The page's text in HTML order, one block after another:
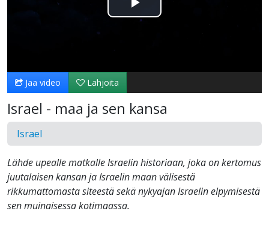
Toista
Jaa video Lahjoita
Israel - maa ja sen kansa
Israel
Lähde upealle matkalle Israelin historiaan, joka on kertomus
juutalaisen kansan ja Israelin maan välisestä
rikkumattomasta siteestä sekä nykyajan Israelin elpymisestä
sen muinaisessa kotimaassa.